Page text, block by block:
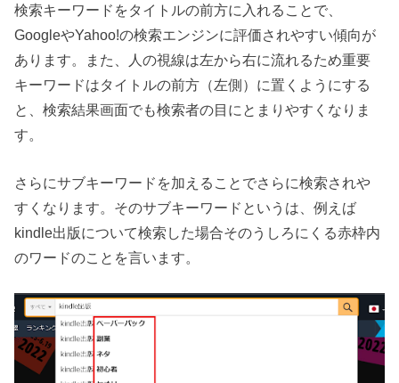
検索キーワードをタイトルの前方に入れることで、
GoogleやYahoo!の検索エンジンに評価されやすい傾向が
あります。また、人の視線は左から右に流れるため重要
キーワードはタイトルの前方（左側）に置くようにする
と、検索結果画面でも検索者の目にとまりやすくなりま
す。
さらにサブキーワードを加えることでさらに検索されや
すくなります。そのサブキーワードというは、例えば
kindle出版について検索した場合そのうしろにくる赤枠内
のワードのことを言います。